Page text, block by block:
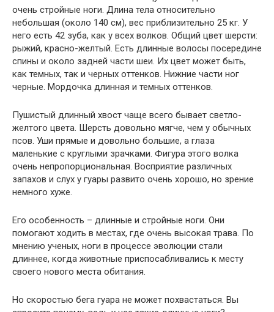
очень стройные ноги. Длина тела относительно
небольшая (около 140 см), вес приблизительно 25 кг. У
него есть 42 зуба, как у всех волков. Общий цвет шерсти:
рыжий, красно-желтый. Есть длинные волосы посередине
спины и около задней части шеи. Их цвет может быть,
как темных, так и черных оттенков. Нижние части ног
черные. Мордочка длинная и темных оттенков.
Пушистый длинный хвост чаще всего бывает светло-
желтого цвета. Шерсть довольно мягче, чем у обычных
псов. Уши прямые и довольно большие, а глаза
маленькие с круглыми зрачками. Фигура этого волка
очень непропорциональная. Восприятие различных
запахов и слух у гуары развито очень хорошо, но зрение
немного хуже.
Его особенность – длинные и стройные ноги. Они
помогают ходить в местах, где очень высокая трава. По
мнению ученых, ноги в процессе эволюции стали
длиннее, когда животные приспосабливались к месту
своего нового места обитания.
Но скоростью бега гуара не может похвастаться. Вы